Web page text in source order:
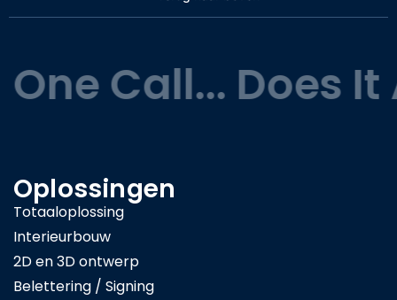
Call... Does It
Oplossingen
Totaaloplossing
Interieurbouw
2D en 3D ontwerp
Belettering / Signing